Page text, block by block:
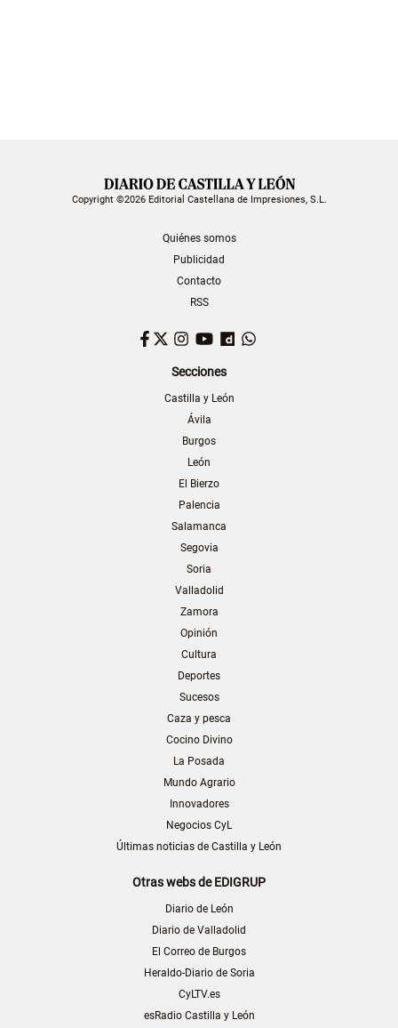
Copyright ©2026 Editorial Castellana de Impresiones, S.L.
Quiénes somos
Publicidad
Contacto
RSS
Facebook
TwitterInstagram
YouTubeDailymotion
Secciones
Castilla y León
Ávila
Burgos
León
El Bierzo
Palencia
Salamanca
Segovia
Soria
Valladolid
Zamora
Opinión
Cultura
Deportes
Sucesos
Caza y pesca
Cocino Divino
La Posada
Mundo Agrario
Innovadores
Negocios CyL
Últimas noticias de Castilla y León
Otras webs de EDIGRUP
Diario de León
Diario de Valladolid
El Correo de Burgos
Heraldo-Diario de Soria
CyLTV.es
esRadio Castilla y León